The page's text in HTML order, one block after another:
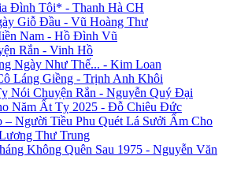
Đình Tôi* - Thanh Hà CH
Giỗ Đầu - Vũ Hoàng Thư
Nam - Hồ Đình Vũ
Rắn - Vinh Hồ
Ngày Như Thế... - Kim Loan
Láng Giềng - Trịnh Anh Khôi
Nói Chuyện Rắn - Nguyễn Quý Đại
Năm Ất Tỵ 2025 - Đỗ Chiêu Đức
– Người Tiều Phu Quét Lá Sưởi Ấm Cho
Thư Trung
Không Quên Sau 1975 - Nguyễn Văn